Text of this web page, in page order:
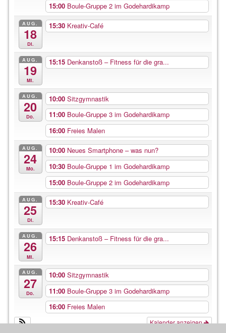
15:00 Boule-Gruppe 2 im Godehardikamp
AUG.
18
Di.
15:30 Kreativ-Café
AUG.
19
Mi.
15:15 Denkanstoß – Fitness für die gra...
AUG.
20
Do.
10:00 Sitzgymnastik
11:00 Boule-Gruppe 3 im Godehardikamp
16:00 Freies Malen
AUG.
24
Mo.
10:00 Neues Smartphone – was nun?
10:30 Boule-Gruppe 1 im Godehardikamp
15:00 Boule-Gruppe 2 im Godehardikamp
AUG.
25
Di.
15:30 Kreativ-Café
AUG.
26
Mi.
15:15 Denkanstoß – Fitness für die gra...
AUG.
27
Do.
10:00 Sitzgymnastik
11:00 Boule-Gruppe 3 im Godehardikamp
16:00 Freies Malen
Kalender anzeigen